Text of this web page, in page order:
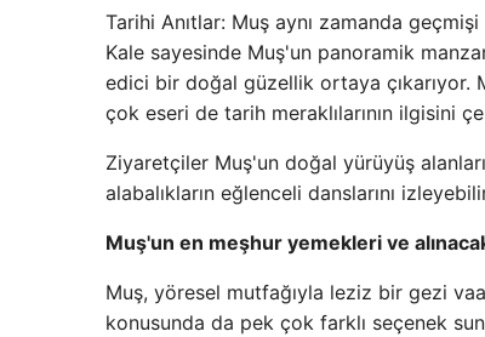
Tarihi Anıtlar: Muş aynı zamanda
Kale sayesinde Muş'un panoramik
edici bir doğal güzellik ortaya çıkarıyor.
çok eseri de tarih meraklılarının ilgisini
Ziyaretçiler Muş'un doğal yürüyüş
alabalıkların eğlenceli danslarını
Muş'un en meşhur yemekleri ve
Muş, yöresel mutfağıyla leziz bir gezi
konusunda da pek çok farklı seçenek